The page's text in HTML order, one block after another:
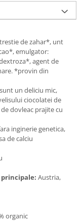
de zahar*, unt
emulgator:
agent de
*provin din
un deliciu mic,
ciocolatei de
dovleac prajite cu
inginerie genetica,
de calciu
Austria,
organic